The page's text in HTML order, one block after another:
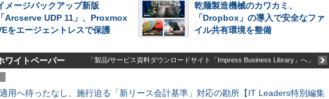
メージバックアップ新版
「Arcserve UDP 11」、Proxmox
をエージェントレスで保護
乾麺製造機械のカワカミ、
「Dropbox」の導入で安全なファ
イル共有環境を整備
ワイトペーパー 「製品/サービス資料ダウンロードサイト「Impress Business Library」へ」
用へ待ったなし、施行迫る「新リース会計基準」対応の勘所【IT Leaders特別編集